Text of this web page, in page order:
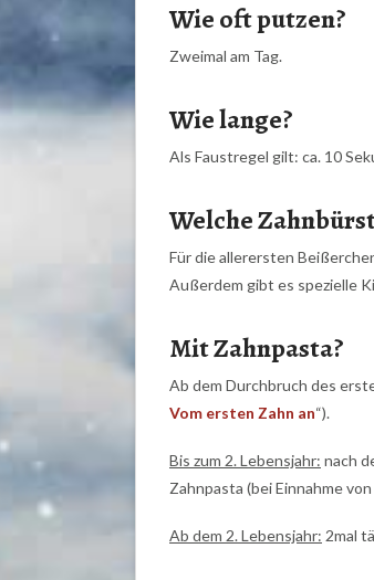
Wie oft putzen?
Zweimal am Tag.
Wie lange?
Als Faustregel gilt: ca. 10
Welche
Für die allerersten
Außerdem gibt es spezielle
Mit Zahnpasta?
Ab dem Durchbruch des
Vom ersten Zahn an“).
Bis zum 2. Lebensjahr: nach
Zahnpasta (bei Einnahme
Ab dem 2. Lebensjahr: 2mal